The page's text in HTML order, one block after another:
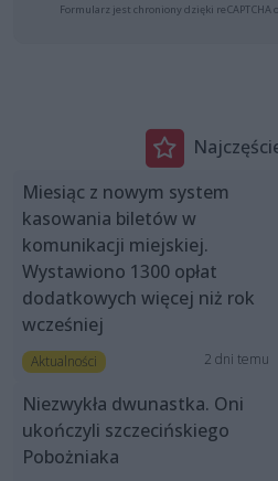
Formularz jest chroniony dzięki reCAPTCHA
Miesiąc z nowym system
kasowania biletów w
komunikacji miejskiej.
Wystawiono 1300 opłat
dodatkowych więcej niż rok
wcześniej
Aktualności 2 dni temu
Niezwykła dwunastka. Oni
ukończyli szczecińskiego
Pobożniaka